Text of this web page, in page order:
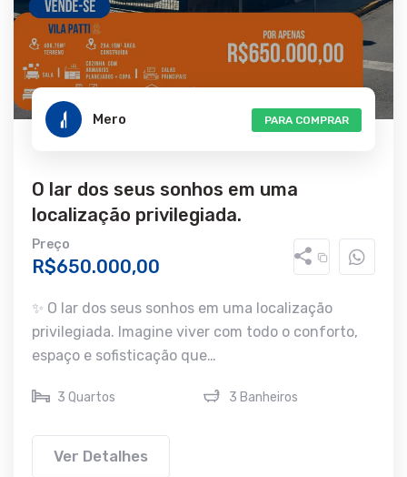
Mero PARA COMPRAR
O lar dos seus sonhos em uma
localização privilegiada.
Preço
R$650.000,00
✨ O lar dos seus sonhos em uma localização
privilegiada. Imagine viver com todo o conforto,
espaço e sofisticação que…
3 Quartos 3 Banheiros
Ver Detalhes